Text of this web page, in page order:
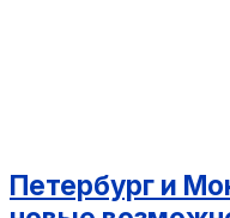
Петербург и